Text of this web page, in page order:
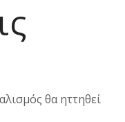
θα ηττηθεί